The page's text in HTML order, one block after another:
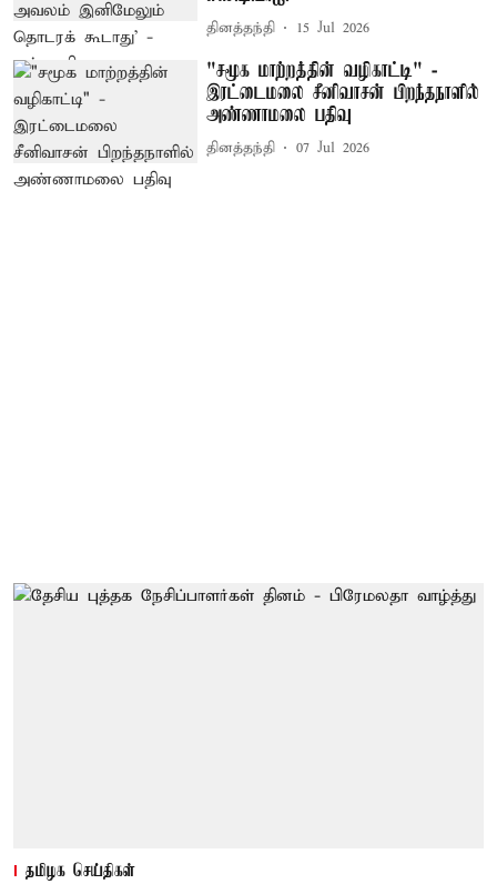
தினத்தந்தி 15 Jul 2026
"சமூக மாற்றத்தின் வழிகாட்டி" -
இரட்டைமலை சீனிவாசன் பிறந்தநாளில்
அண்ணாமலை பதிவு
தினத்தந்தி 07 Jul 2026
தமிழக செய்திகள்